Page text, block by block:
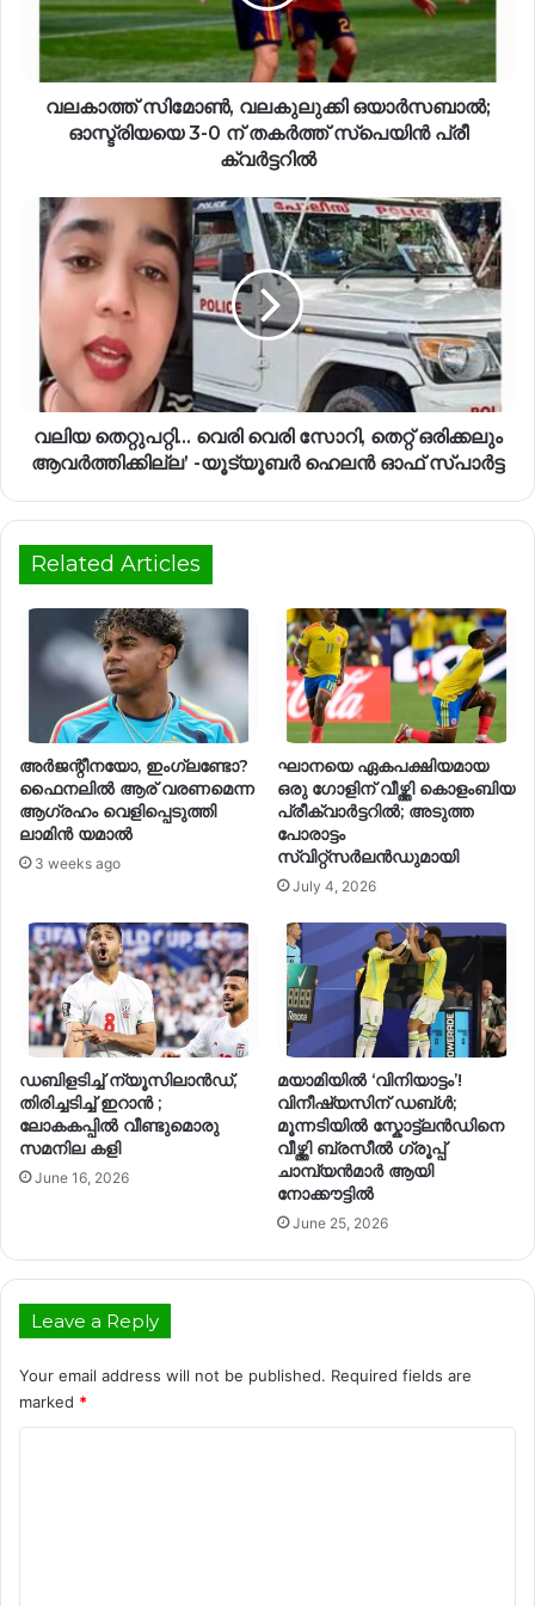
വലകാത്ത് സിമോൺ, വലകുലുക്കി ഒയാർസബാൽ;
ഓസ്ട്രിയയെ 3-0 ന് തകർത്ത് സ്പെയിൻ പ്രീ
ക്വർട്ടറിൽ
വലിയ തെറ്റുപറ്റി… വെരി വെരി സോറി, തെറ്റ് ഒരിക്കലും
ആവര്‍ത്തിക്കില്ല’ -യൂട്യൂബര്‍ ഹെലൻ ഓഫ് സ്പാർട്ട
Related Articles
അര്‍ജന്റീനയോ, ഇംഗ്ലണ്ടോ?
ഫൈനലില്‍ ആര് വരണമെന്ന
ആഗ്രഹം വെളിപ്പെടുത്തി
ലാമിൻ യമാല്‍
3 weeks ago
ഘാനയെ ഏകപക്ഷിയമായ
ഒരു ഗോളിന് വീഴ്ത്തി കൊളംബിയ
പ്രീക്വാർട്ടറിൽ; അടുത്ത
പോരാട്ടം
സ്വിറ്റ്സർലൻഡുമായി
July 4, 2026
ഡബിളടിച്ച് ന്യൂസിലാൻഡ്,
തിരിച്ചടിച്ച് ഇറാൻ ;
ലോകകപ്പിൽ വീണ്ടുമൊരു
സമനില കളി
June 16, 2026
മയാമിയിൽ ‘വിനിയാട്ടം’!
വിനീഷ്യസിന് ഡബ്ൾ;
മൂന്നടിയിൽ സ്കോട്ട്ലൻഡിനെ
വീഴ്ത്തി ബ്രസീൽ ഗ്രൂപ്പ്‌
ചാമ്പ്യൻമാർ ആയി
നോക്കൗട്ടിൽ
June 25, 2026
Leave a Reply
Your email address will not be published. Required fields are
marked *